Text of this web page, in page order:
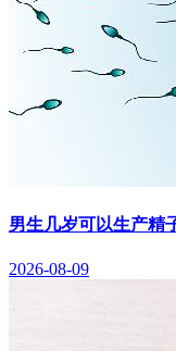
男生几岁可以生产精
2026-08-09